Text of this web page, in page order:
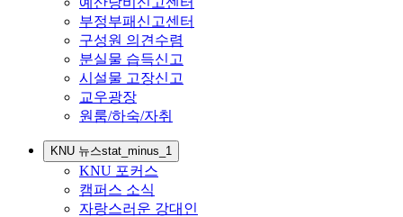
부정부패신고센터
구성원 의견수렴
분실물 습득신고
시설물 고장신고
교우광장
원룸/하숙/자취
KNU 뉴스stat_minus_1
KNU 포커스
캠퍼스 소식
자랑스러운 강대인